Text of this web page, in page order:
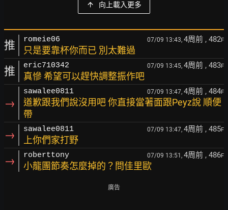
向上載入更多
推 romeie06 07/09 13:43, 4周前 , 482F
只是要靠杯你而已 別太難過
推 eric710342 07/09 13:45, 4周前 , 483F
真慘 希望可以趕快調整振作吧
→
sawalee0811 07/09 13:47, 4周前 , 484F
道歉跟我們說沒用吧 你直接當著面跟Peyz說 順便
帶
→ sawalee0811 07/09 13:47, 4周前 , 485F
上你們家打野
→ roberttony 07/09 13:51, 4周前 , 486F
小龍團節奏怎麼掉的？問佳里歐
廣告